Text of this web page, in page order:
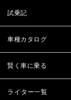
試乗記
車種カタログ
賢く車に乗る
ライター一覧